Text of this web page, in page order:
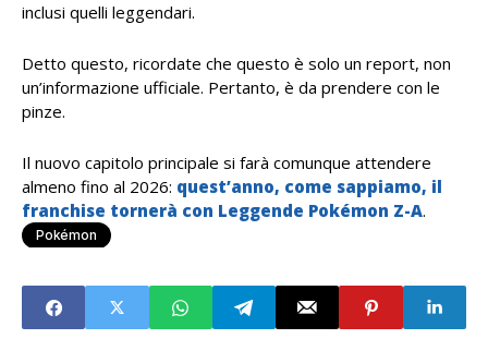
inclusi quelli leggendari.
Detto questo, ricordate che questo è solo un report, non
un’informazione ufficiale. Pertanto, è da prendere con le
pinze.
Il nuovo capitolo principale si farà comunque attendere
almeno fino al 2026: quest’anno, come sappiamo, il
franchise tornerà con Leggende Pokémon Z-A.
Pokémon